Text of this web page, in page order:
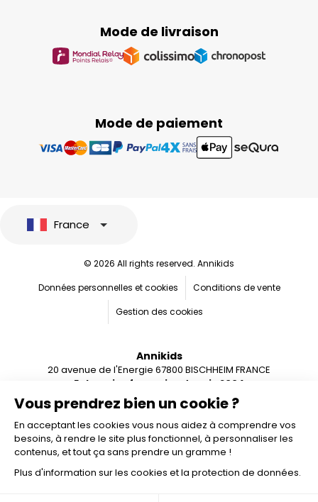
Mode de paiement
Mode de livraison
Vous prendrez bien un cookie ?
En acceptant les cookies vous nous aidez à comprendre vos
besoins, à rendre le site plus fonctionnel, à personnaliser les
contenus, et tout ça sans prendre un gramme !
Plus d'information sur les cookies et la protection de données.
France
© 2026 All rights reserved. Annikids
Données personnelles et cookies
Conditions de vente
Gestion des cookies
Annikids
20 avenue de l'Energie 67800 BISCHHEIM FRANCE
Entreprise française depuis 2004